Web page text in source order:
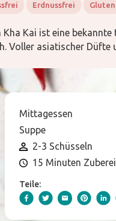
Erdnussfrei
Kha Kai ist eine
Voller asiatischer Düfte
Mittagessen
Suppe
2-3 Schüsseln
15 Minuten
Teile: